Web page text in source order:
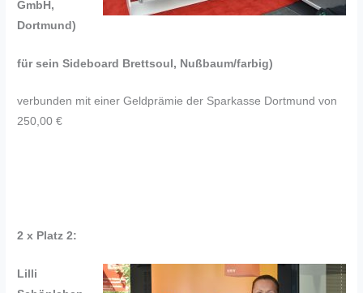
GmbH,
Dortmund)
für sein Sideboard Brettsoul, Nußbaum/farbig)
verbunden mit einer Geldprämie der Sparkasse Dortmund von
250,00 €
2 x Platz 2:
Lilli